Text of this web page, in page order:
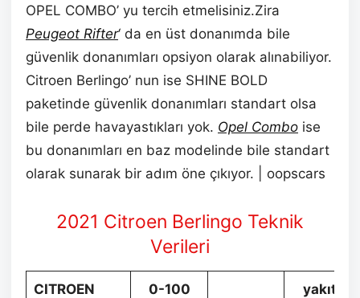
OPEL COMBO’ yu tercih etmelisiniz.Zira
Peugeot Rifter‘ da en üst donanımda bile
güvenlik donanımları opsiyon olarak alınabiliyor.
Citroen Berlingo’ nun ise SHINE BOLD
paketinde güvenlik donanımları standart olsa
bile perde havayastıkları yok. Opel Combo ise
bu donanımları en baz modelinde bile standart
olarak sunarak bir adım öne çıkıyor. | oopscars
2021 Citroen Berlingo Teknik
Verileri
CITROEN
0-100
yakıt